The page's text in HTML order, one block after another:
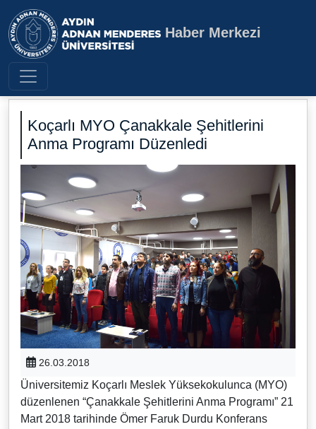
Aydın Adnan Menderes
Haber Merkezi
Koçarlı MYO Çanakkale Şehitlerini
Anma Programı Düzenledi
26.03.2018
Üniversitemiz Koçarlı Meslek Yüksekokulunca (MYO)
düzenlenen “Çanakkale Şehitlerini Anma Programı” 21
Mart 2018 tarihinde Ömer Faruk Durdu Konferans